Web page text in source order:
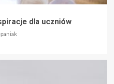
dla uczniów